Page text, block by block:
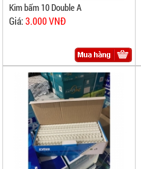
Kim bấm 10 Double A
Giá:3.000 VNĐ